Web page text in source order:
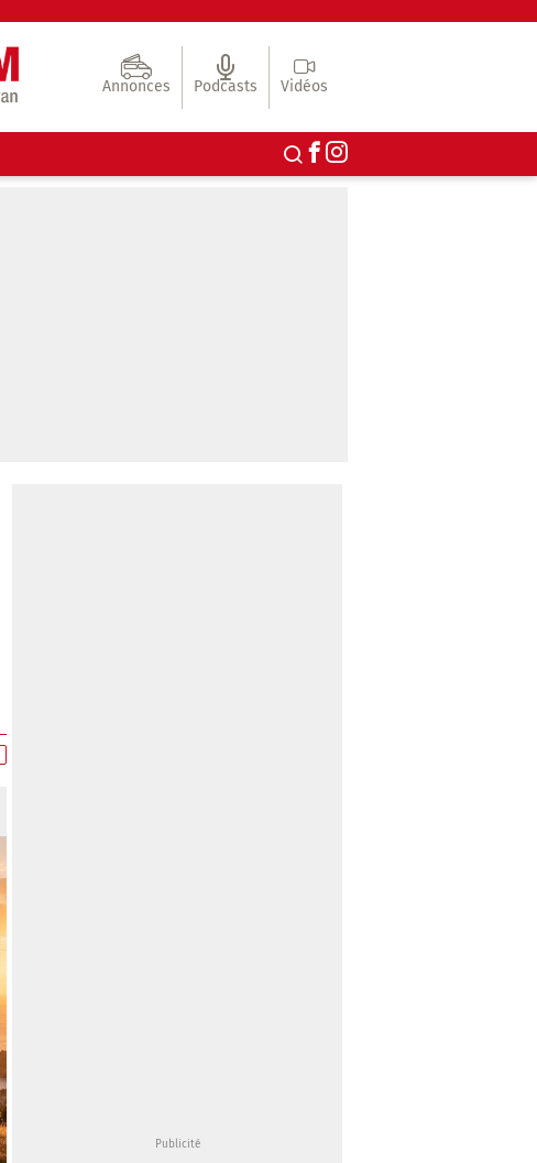
Annonces Podcasts Vidéos